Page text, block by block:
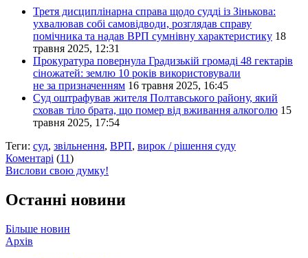
Третя дисциплінарна справа щодо судді із Зінькова:
ухвалював собі самовідводи, розглядав справу
помічника та надав ВРП сумнівну характеристику 18
травня 2025, 12:31
Прокуратура повернула Градизькій громаді 48 гектарів
сіножатей: землю 10 років використовували
не за призначенням 16 травня 2025, 16:45
Суд оштрафував жителя Полтавського району, який
сховав тіло брата, що помер від вживання алкоголю 15
травня 2025, 17:54
Теги: суд, звільнення, ВРП, вирок / рішення суду
Коментарі (11)
Вислови свою думку!
Останні новини
Більше новин
Архів